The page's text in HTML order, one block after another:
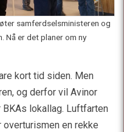
samferdselsministeren og
Nå er det planer om ny
kort tid siden. Men
og derfor vil Avinor
lokallag. Luftfarten
en rekke